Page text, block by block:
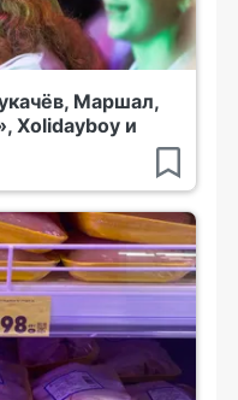
Маршал,
Xolidayboy и